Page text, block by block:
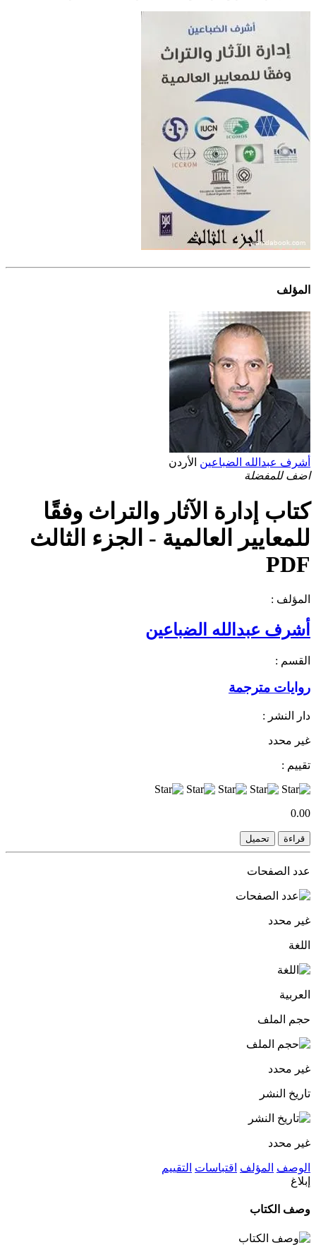
المؤلف
أشرف عبدالله الضباعين الأردن
اضف للمفضلة
كتاب إدارة الآثار والتراث وفقًا
للمعايير العالمية - الجزء الثالث
PDF
المؤلف :
أشرف عبدالله الضباعين
القسم :
روايات مترجمة
دار النشر :
غير محدد
تقييم :
0.00
قراءة تحميل
عدد الصفحات
غير محدد
اللغة
العربية
حجم الملف
غير محدد
تاريخ النشر
غير محدد
الوصف المؤلف اقتباسات التقييم
إبلاغ
وصف الكتاب